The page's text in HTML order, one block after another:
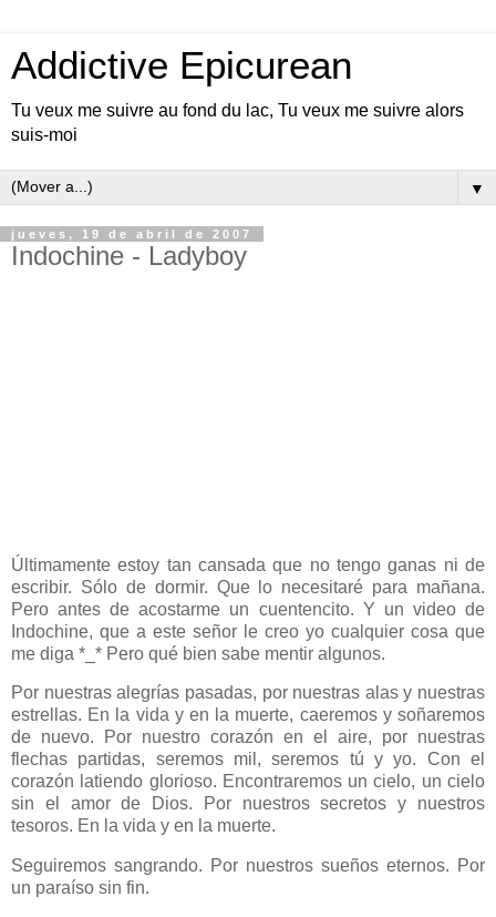
Addictive Epicurean
Tu veux me suivre au fond du lac, Tu veux me suivre alors
suis-moi
▼
jueves, 19 de abril de 2007
Indochine - Ladyboy
Últimamente estoy tan cansada que no tengo ganas ni de
escribir. Sólo de dormir. Que lo necesitaré para mañana.
Pero antes de acostarme un cuentencito. Y un video de
Indochine, que a este señor le creo yo cualquier cosa que
me diga *_* Pero qué bien sabe mentir algunos.
Por nuestras alegrías pasadas, por nuestras alas y nuestras
estrellas. En la vida y en la muerte, caeremos y soñaremos
de nuevo. Por nuestro corazón en el aire, por nuestras
flechas partidas, seremos mil, seremos tú y yo. Con el
corazón latiendo glorioso. Encontraremos un cielo, un cielo
sin el amor de Dios. Por nuestros secretos y nuestros
tesoros. En la vida y en la muerte.
Seguiremos sangrando. Por nuestros sueños eternos. Por
un paraíso sin fin.